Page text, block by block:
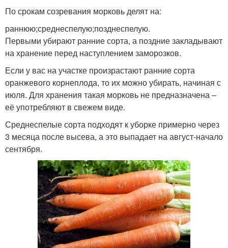
По срокам созревания морковь делят на:
раннюю;среднеспелую;позднеспелую.
Первыми убирают ранние сорта, а поздние закладывают
на хранение перед наступлением заморозков.
Если у вас на участке произрастают ранние сорта
оранжевого корнеплода, то их можно убирать, начиная с
июля. Для хранения такая морковь не предназначена –
её употребляют в свежем виде.
Среднеспелые сорта подходят к уборке примерно через
3 месяца после высева, а это выпадает на август-начало
сентября.